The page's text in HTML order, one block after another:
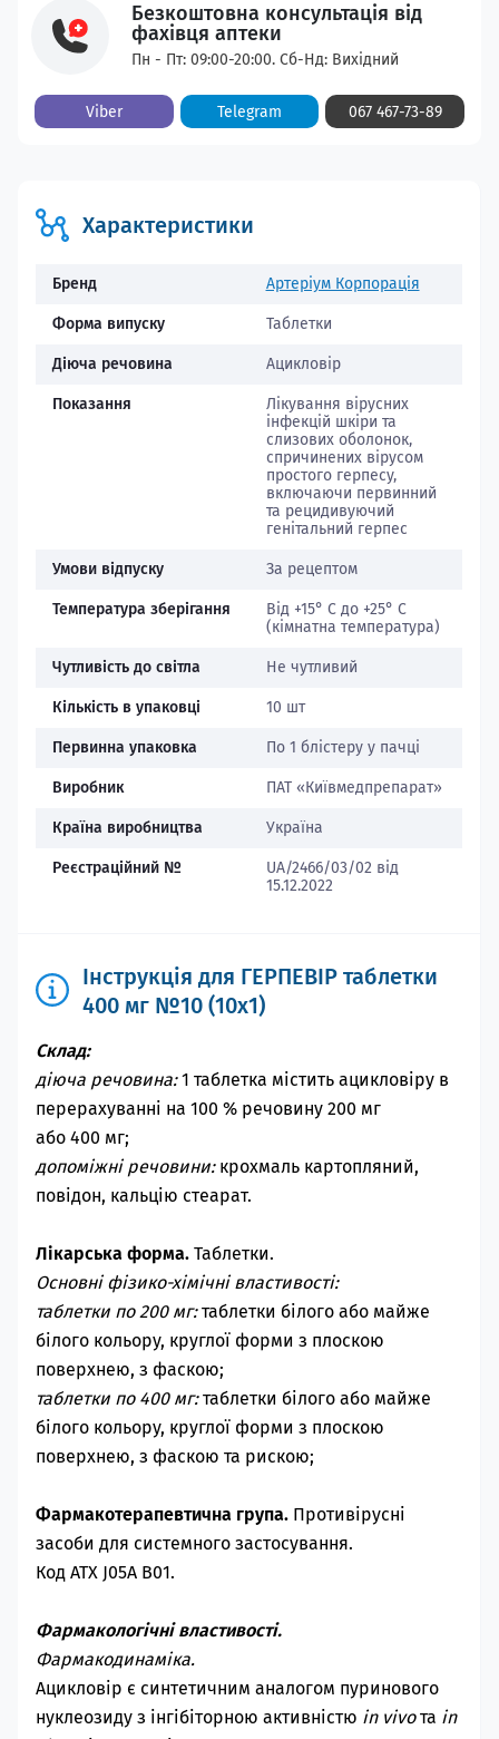
Безкоштовна консультація від
фахівця аптеки
Пн - Пт: 09:00-20:00. Сб-Нд: Вихідний
Viber Telegram 067 467-73-89
Характеристики
Бренд Артеріум Корпорація
Форма випуску Таблетки
Діюча речовина Ацикловір
Показання
Лікування вірусних
інфекцій шкіри та
слизових оболонок,
спричинених вірусом
простого герпесу,
включаючи первинний
та рецидивуючий
генітальний герпес
Умови відпуску За рецептом
Температура зберігання
Від +15° С до +25° С
(кімнатна температура)
Чутливість до світла Не чутливий
Кількість в упаковці 10 шт
Первинна упаковка По 1 блістеру у пачці
Виробник ПАТ «Київмедпрепарат»
Країна виробництва Україна
Реєстраційний №
UA/2466/03/02 від
15.12.2022
Інструкція для ГЕРПЕВІР таблетки
400 мг №10 (10х1)
Склад:
діюча речовина:1 таблетка містить ацикловіру в
перерахуванні на 100 % речовину 200 мг
або 400 мг;
допоміжні речовини: крохмаль картопляний,
повідон, кальцію стеарат.
Лікарська форма. Таблетки.
Основні фізико-хімічні властивості:
таблетки по 200 мг: таблетки білого або майже
білого кольору, круглої форми з плоскою
поверхнею, з фаскою;
таблетки по 400 мг: таблетки білого або майже
білого кольору, круглої форми з плоскою
поверхнею, з фаскою та рискою;
Фармакотерапевтична група. Противірусні
засоби для системного застосування.
Код ATХ J05A B01.
Фармакологічні властивості.
Фармакодинаміка.
Ацикловір є синтетичним аналогом пуринового
нуклеозиду з інгібіторною активністю in vivoта in